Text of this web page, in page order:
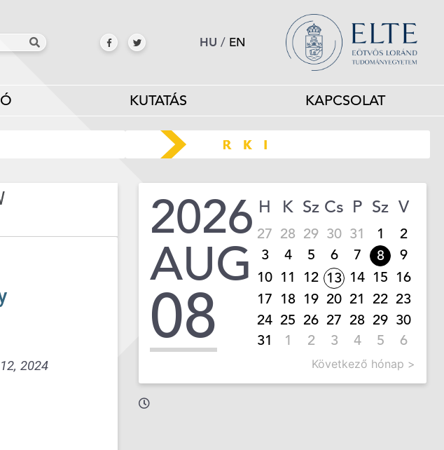
HU / EN
KUTATÁS KAPCSOLAT
2024
2026
AUG
08
H K Sz Cs P Sz V
27 28 29 30 31 1
2
3
4 5 6 7 8
9
10 11 12 13 14 15 16
17 18 19 20 21 22 23
24 25 26 27 28 29 30
31
1 2 3 4 5 6
Következő hónap >